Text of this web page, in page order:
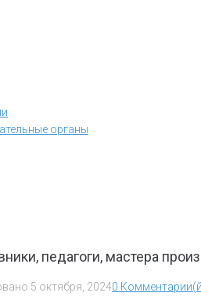
органы
педагоги, мастера
5 октября, 20240